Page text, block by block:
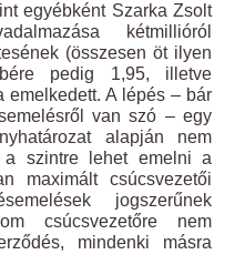
egyébként Szarka Zsolt
kétmillióról
(összesen öt ilyen
pedig 1,95, illetve
emelkedett. A lépés – bár
van szó – egy
alapján nem
a szintre lehet emelni a
maximált csúcsvezetői
jogszerűnek
csúcsvezetőre nem
mindenki másra